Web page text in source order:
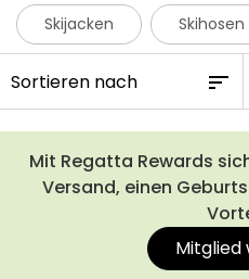
Skijacken Skihosen
Mit Regatta Rewards
Versand, einen
Mitglied